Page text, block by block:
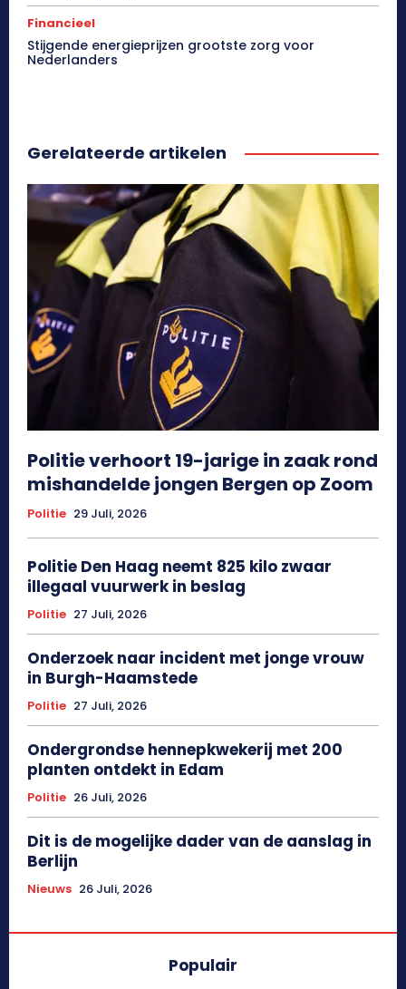
Financieel
Stijgende energieprijzen grootste zorg voor
Nederlanders
Gerelateerde artikelen
Politie verhoort 19-jarige in zaak rond
mishandelde jongen Bergen op Zoom
Politie 29 Juli, 2026
Politie Den Haag neemt 825 kilo zwaar
illegaal vuurwerk in beslag
Politie 27 Juli, 2026
Onderzoek naar incident met jonge vrouw
in Burgh-Haamstede
Politie 27 Juli, 2026
Ondergrondse hennepkwekerij met 200
planten ontdekt in Edam
Politie 26 Juli, 2026
Dit is de mogelijke dader van de aanslag in
Berlijn
Nieuws 26 Juli, 2026
Populair